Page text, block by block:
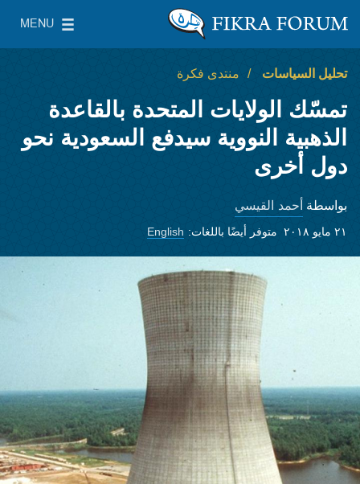
معهد واشنطن لسياسات الشرق الأدنى
MENU
Main Menu
تحليل السياسات منتدى فكرة
تمسّك الولايات المتحدة بالقاعدة
الذهبية النووية سيدفع السعودية نحو
دول أخرى
بواسطةأحمد القيسي
٢١ مايو ٢٠١٨ متوفر أيضًا باللغات: English